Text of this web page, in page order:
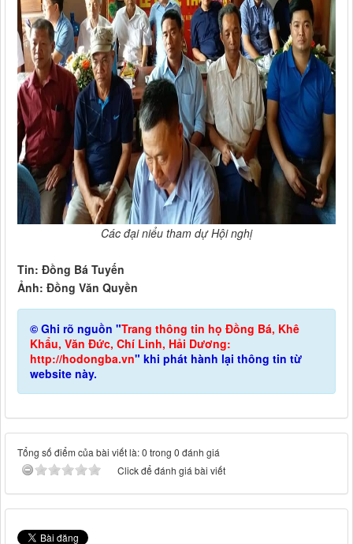
Các đại niểu tham dự Hội nghị
Tin: Đồng Bá Tuyến
Ảnh: Đồng Văn Quyền
© Ghi rõ nguồn "Trang thông tin họ Đồng Bá, Khê
Khẩu, Văn Đức, Chí Linh, Hải Dương:
http://hodongba.vn" khi phát hành lại thông tin từ
website này.
Tổng số điểm của bài viết là: 0 trong 0 đánh giá
Click để đánh giá bài viết